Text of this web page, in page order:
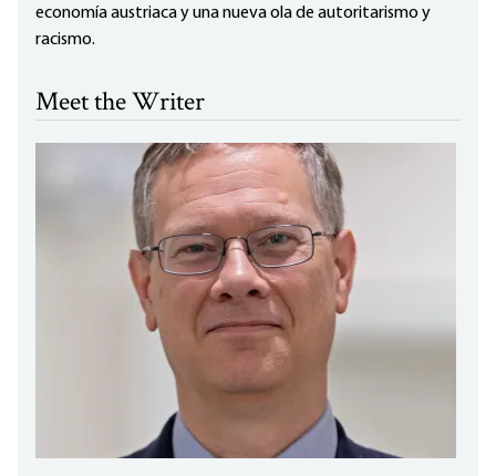
economía austriaca y una nueva ola de autoritarismo y
racismo.
Meet the Writer